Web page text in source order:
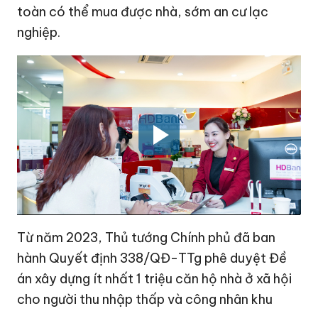
toàn có thể mua được nhà, sớm an cư lạc
nghiệp.
Từ năm 2023, Thủ tướng Chính phủ đã ban
hành Quyết định 338/QĐ-TTg phê duyệt Đề
án xây dựng ít nhất 1 triệu căn hộ nhà ở xã hội
cho người thu nhập thấp và công nhân khu